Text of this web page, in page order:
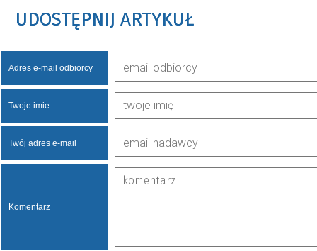
UDOSTĘPNIJ ARTYKUŁ
Adres e-mail odbiorcy
Twoje imie
Twój adres e-mail
Komentarz